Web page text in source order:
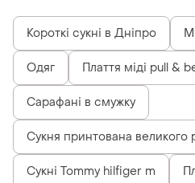
Короткі сукні в Дніпро
Одяг Плаття міді pull &
Сарафані в смужку
Сукня принтована великого
Сукні Tommy hilfiger m